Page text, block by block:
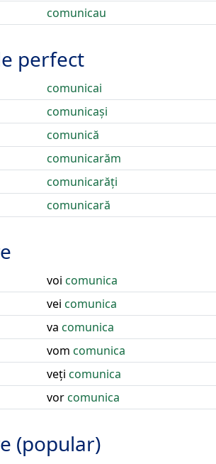
comunicau
perfect
comunicai
comunicași
comunică
comunicarăm
comunicarăți
comunicară
voi comunica
vei comunica
va comunica
vom comunica
veți comunica
vorcomunica
(popular)